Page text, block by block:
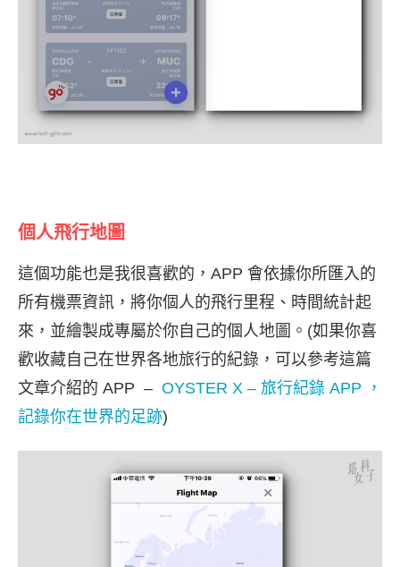
個人飛行地圖
這個功能也是我很喜歡的，APP 會依據你所匯入的
所有機票資訊，將你個人的飛行里程、時間統計起
來，並繪製成專屬於你自己的個人地圖。(如果你喜
歡收藏自己在世界各地旅行的紀錄，可以參考這篇
文章介紹的 APP – OYSTER X – 旅行紀錄 APP ，
記錄你在世界的足跡)